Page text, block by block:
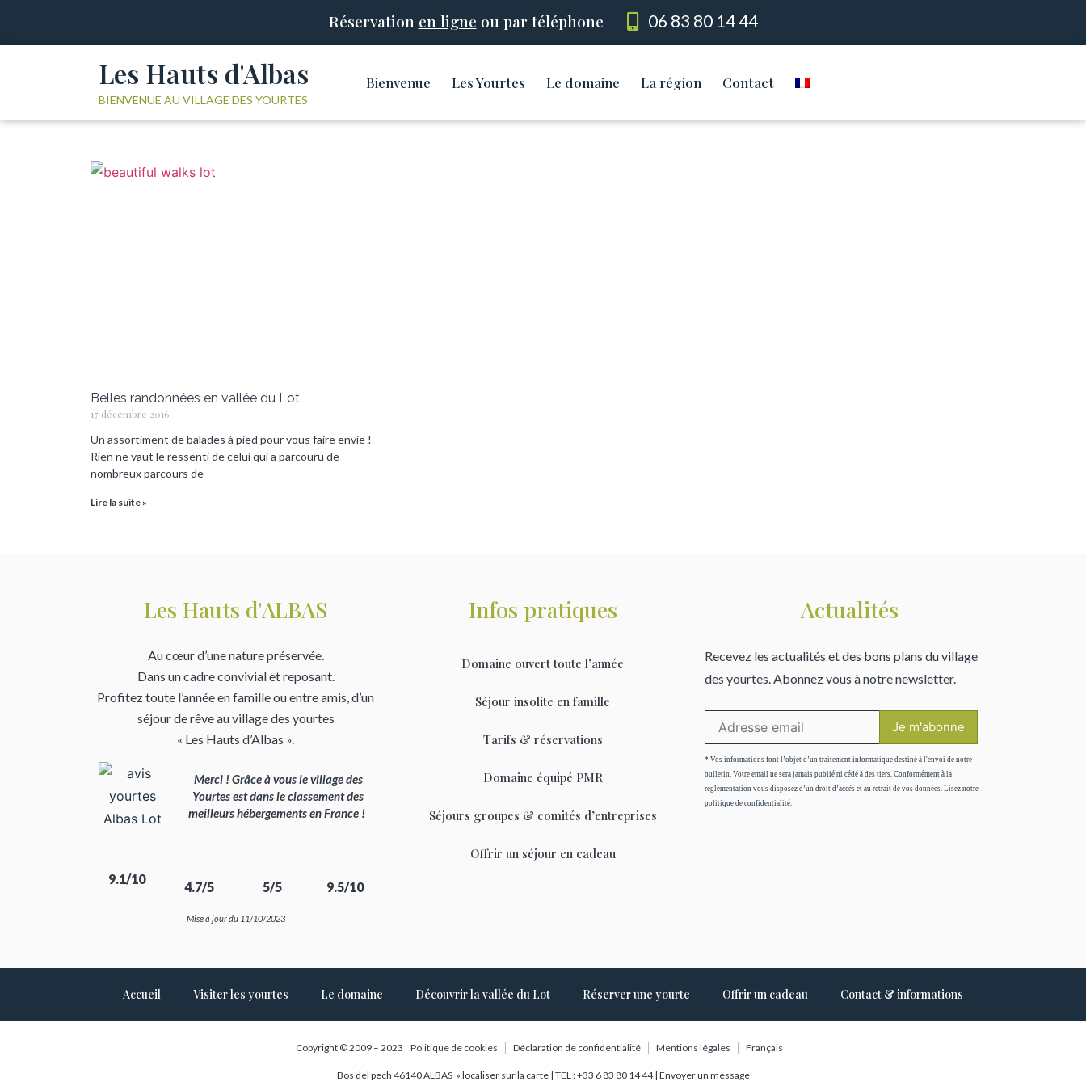
Réservation en ligne ou par téléphone 06 83 80 14 44
Les Hauts d'Albas
BIENVENUE AU VILLAGE DES YOURTES
Bienvenue Les Yourtes Le domaine La région Contact
Belles randonnées en vallée du Lot
17 décembre 2016
Un assortiment de balades à pied pour vous faire envie !
Rien ne vaut le ressenti de celui qui a parcouru de
nombreux parcours de
Lire la suite »
Les Hauts d'ALBAS
Au cœur d’une nature préservée.
Dans un cadre convivial et reposant.
Profitez toute l’année en famille ou entre amis, d’un
séjour de rêve au village des yourtes
« Les Hauts d’Albas ».
Merci ! Grâce à vous le village des
Yourtes est dans le classement des
meilleurs hébergements en France !
9.1/10
4.7/5 5/5 9.5/10
Mise à jour du 11/10/2023
Infos pratiques
Domaine ouvert toute l’année
Séjour insolite en famille
Tarifs & réservations
Domaine équipé PMR
Séjours groupes & comités d’entreprises
Offrir un séjour en cadeau
Actualités
Recevez les actualités et des bons plans du village
des yourtes. Abonnez vous à notre newsletter.
* Vos informations font l’objet d’un traitement informatique destiné à l'envoi de notre
bulletin. Votre email ne sera jamais publié ni cédé à des tiers. Conformément à la
règlementation vous disposez d’un droit d’accès et au retrait de vos données. Lisez notre
politique de confidentialité.
Accueil Visiter les yourtes Le domaine Découvrir la vallée du Lot Réserver une yourte Offrir un cadeau Contact & informations
Copyright © 2009 – 2023 Politique de cookies Déclaration de confidentialité Mentions légales Français
Bos del pech 46140 ALBAS » localiser sur la carte| TEL :+33 6 83 80 14 44| Envoyer un message